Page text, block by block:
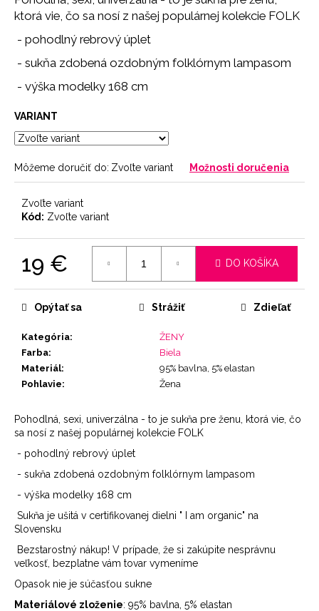
ktorá vie, čo sa nosí z našej populárnej kolekcie FOLK
- pohodlný rebrový úplet
- sukňa zdobená ozdobným folklórnym lampasom
- výška modelky 168 cm
VARIANT
Môžeme doručiť do: Zvoľte variant Možnosti doručenia
Zvoľte variant
Kód: Zvoľte variant
19 € DO KOŠÍKA
Kategória:
ŽENY
Farba:
Biela
Materiál:
95% bavlna, 5% elastan
Pohlavie: Žena
Opýtať sa Strážiť Zdieľať
Pohodlná, sexi, univerzálna - to je sukňa pre ženu, ktorá vie, čo
sa nosí z našej populárnej kolekcie FOLK
- pohodlný rebrový úplet
- sukňa zdobená ozdobným folklórnym lampasom
- výška modelky 168 cm
Sukňa je ušitá v certifikovanej dielni " I am organic" na
Slovensku
Bezstarostný nákup! V prípade, že si zakúpite nesprávnu
veľkosť, bezplatne vám tovar vymeníme
Opasok nie je súčasťou sukne
Materiálové zloženie: 95% bavlna, 5% elastan
a
m
PODPRSENKA
PINK
11
€